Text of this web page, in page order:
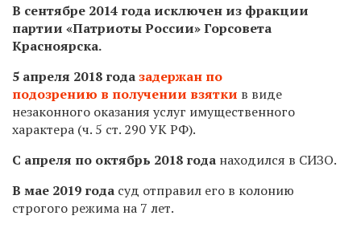
В сентябре 2014 года исключен из фракции
партии «Патриоты России» Горсовета
Красноярска.
5 апреля 2018 годазадержан по
подозрению в получении взятки в виде
незаконного оказания услуг имущественного
характера (ч. 5 ст. 290 УК РФ).
С апреля по октябрь 2018 года находился в СИЗО.
В мае 2019 года суд отправил его в колонию
строгого режима на 7 лет.